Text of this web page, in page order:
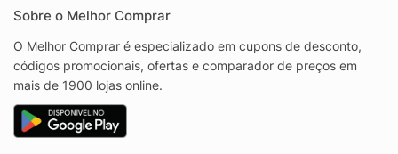
Sobre o Melhor Comprar
O Melhor Comprar é especializado em cupons de desconto,
códigos promocionais, ofertas e comparador de preços em
mais de 1900 lojas online.